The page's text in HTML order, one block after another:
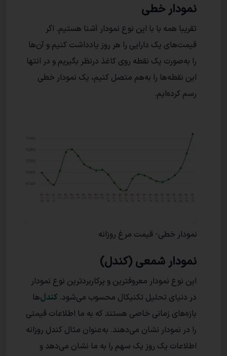
نمودار خطی
تقریبا همه با با این نوع نمودار آشنا هستیم. اگر
قیمت‌های یک دارایی را هر روز یادداشت کنیم و آن‌ها
را به‌صورت یک نقطه روی کاغذ درنظر بگیریم و در انتها
این نقطه‌ها را به‌هم متصل کنیم، یک نمودار خطی
رسم کرده‌ایم.
نمودار خطی- قیمت مرغ روزانه
نمودار شمعی (کندل)
این نوع نمودار معروفترین و پرکاربردترین نوع نمودار
در دنیای تحلیل تکنیکال محسوب می‌شود. کندل‌ها
بازه‌های زمانی خاصی هستند که به ما اطلاعات قیمتی
را در نمودار نشان می‌دهند. به‌عنوان مثال کندل روزانه
اطلاعات یک روز یک سهم را به‌ ما نشان می‌دهد و